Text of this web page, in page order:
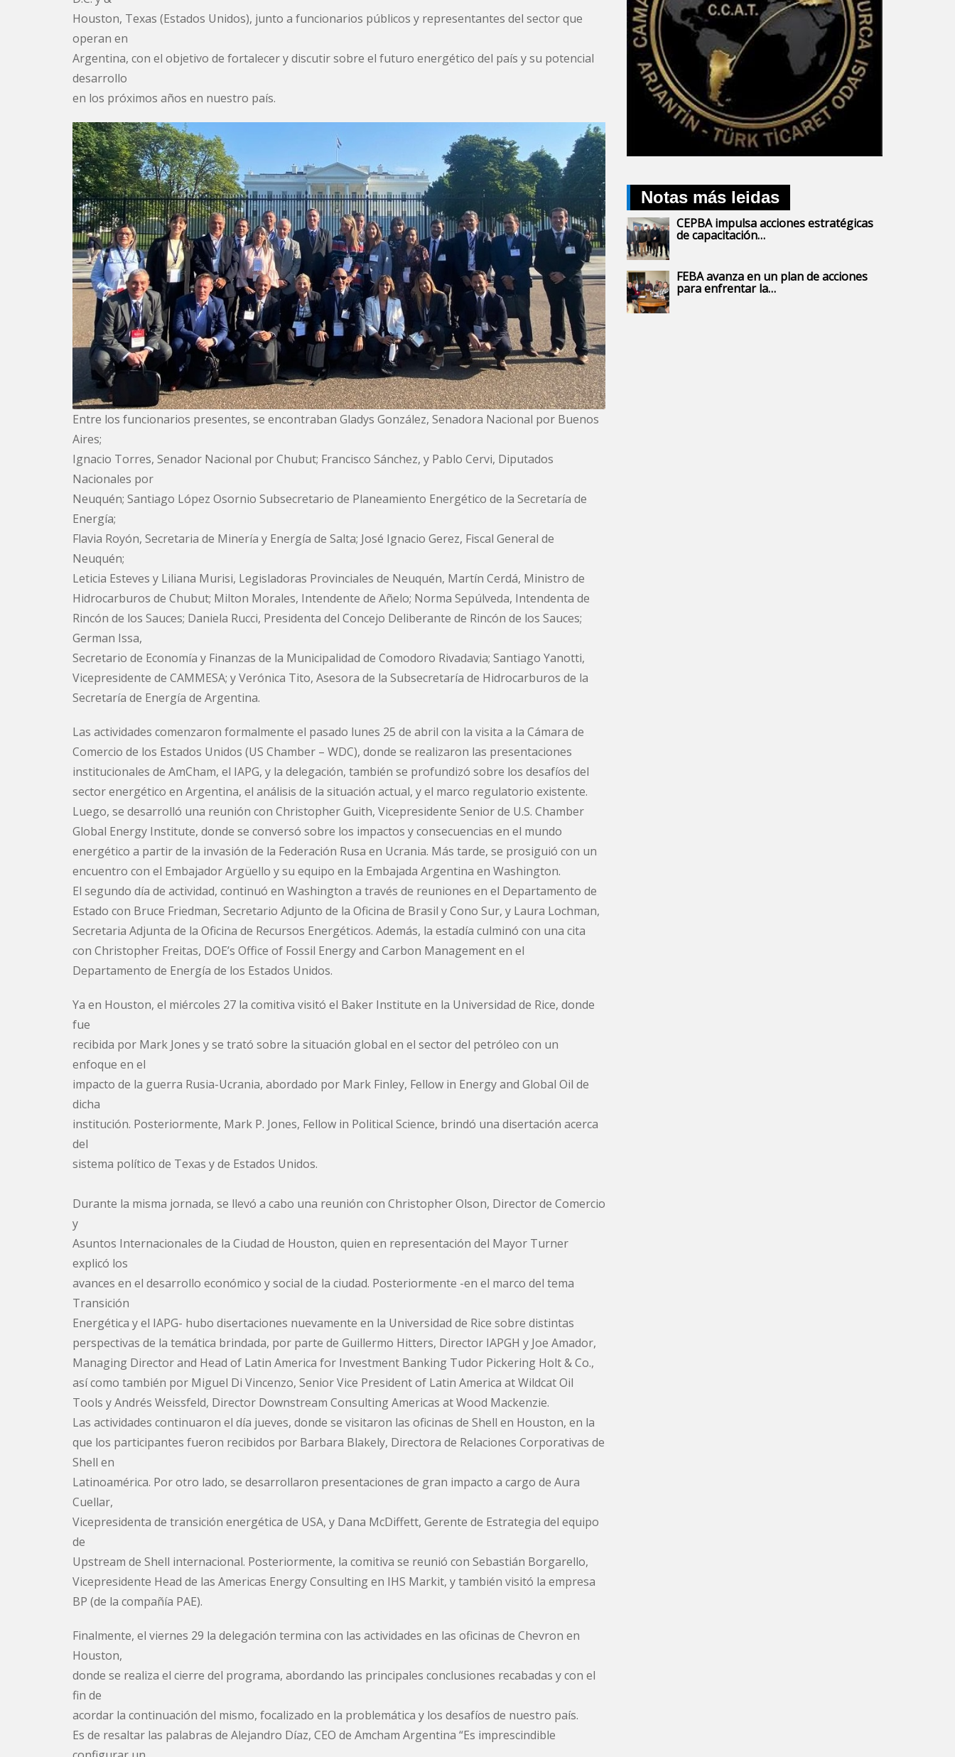
Houston, Texas (Estados Unidos), junto a funcionarios públicos y representantes del sector que
operan en
Argentina, con el objetivo de fortalecer y discutir sobre el futuro energético del país y su potencial
desarrollo
en los próximos años en nuestro país.
Entre los funcionarios presentes, se encontraban Gladys González, Senadora Nacional por Buenos
Aires;
Ignacio Torres, Senador Nacional por Chubut; Francisco Sánchez, y Pablo Cervi, Diputados
Nacionales por
Neuquén; Santiago López Osornio Subsecretario de Planeamiento Energético de la Secretaría de
Energía;
Flavia Royón, Secretaria de Minería y Energía de Salta; José Ignacio Gerez, Fiscal General de
Neuquén;
Leticia Esteves y Liliana Murisi, Legisladoras Provinciales de Neuquén, Martín Cerdá, Ministro de
Hidrocarburos de Chubut; Milton Morales, Intendente de Añelo; Norma Sepúlveda, Intendenta de
Rincón de los Sauces; Daniela Rucci, Presidenta del Concejo Deliberante de Rincón de los Sauces;
German Issa,
Secretario de Economía y Finanzas de la Municipalidad de Comodoro Rivadavia; Santiago Yanotti,
Vicepresidente de CAMMESA; y Verónica Tito, Asesora de la Subsecretaría de Hidrocarburos de la
Secretaría de Energía de Argentina.
Las actividades comenzaron formalmente el pasado lunes 25 de abril con la visita a la Cámara de
Comercio de los Estados Unidos (US Chamber – WDC), donde se realizaron las presentaciones
institucionales de AmCham, el IAPG, y la delegación, también se profundizó sobre los desafíos del
sector energético en Argentina, el análisis de la situación actual, y el marco regulatorio existente.
Luego, se desarrolló una reunión con Christopher Guith, Vicepresidente Senior de U.S. Chamber
Global Energy Institute, donde se conversó sobre los impactos y consecuencias en el mundo
energético a partir de la invasión de la Federación Rusa en Ucrania. Más tarde, se prosiguió con un
encuentro con el Embajador Argüello y su equipo en la Embajada Argentina en Washington.
El segundo día de actividad, continuó en Washington a través de reuniones en el Departamento de
Estado con Bruce Friedman, Secretario Adjunto de la Oficina de Brasil y Cono Sur, y Laura Lochman,
Secretaria Adjunta de la Oficina de Recursos Energéticos. Además, la estadía culminó con una cita
con Christopher Freitas, DOE’s Office of Fossil Energy and Carbon Management en el
Departamento de Energía de los Estados Unidos.
Ya en Houston, el miércoles 27 la comitiva visitó el Baker Institute en la Universidad de Rice, donde
fue
recibida por Mark Jones y se trató sobre la situación global en el sector del petróleo con un
enfoque en el
impacto de la guerra Rusia-Ucrania, abordado por Mark Finley, Fellow in Energy and Global Oil de
dicha
institución. Posteriormente, Mark P. Jones, Fellow in Political Science, brindó una disertación acerca
del
sistema político de Texas y de Estados Unidos.
Durante la misma jornada, se llevó a cabo una reunión con Christopher Olson, Director de Comercio
y
Asuntos Internacionales de la Ciudad de Houston, quien en representación del Mayor Turner
explicó los
avances en el desarrollo económico y social de la ciudad. Posteriormente -en el marco del tema
Transición
Energética y el IAPG- hubo disertaciones nuevamente en la Universidad de Rice sobre distintas
perspectivas de la temática brindada, por parte de Guillermo Hitters, Director IAPGH y Joe Amador,
Managing Director and Head of Latin America for Investment Banking Tudor Pickering Holt & Co.,
así como también por Miguel Di Vincenzo, Senior Vice President of Latin America at Wildcat Oil
Tools y Andrés Weissfeld, Director Downstream Consulting Americas at Wood Mackenzie.
Las actividades continuaron el día jueves, donde se visitaron las oficinas de Shell en Houston, en la
que los participantes fueron recibidos por Barbara Blakely, Directora de Relaciones Corporativas de
Shell en
Latinoamérica. Por otro lado, se desarrollaron presentaciones de gran impacto a cargo de Aura
Cuellar,
Vicepresidenta de transición energética de USA, y Dana McDiffett, Gerente de Estrategia del equipo
de
Upstream de Shell internacional. Posteriormente, la comitiva se reunió con Sebastián Borgarello,
Vicepresidente Head de las Americas Energy Consulting en IHS Markit, y también visitó la empresa
BP (de la compañía PAE).
Finalmente, el viernes 29 la delegación termina con las actividades en las oficinas de Chevron en
Houston,
donde se realiza el cierre del programa, abordando las principales conclusiones recabadas y con el
fin de
acordar la continuación del mismo, focalizado en la problemática y los desafíos de nuestro país.
Es de resaltar las palabras de Alejandro Díaz, CEO de Amcham Argentina “Es imprescindible
Notas más leidas
CEPBA impulsa acciones estratégicas
de capacitación…
FEBA avanza en un plan de acciones
para enfrentar la…